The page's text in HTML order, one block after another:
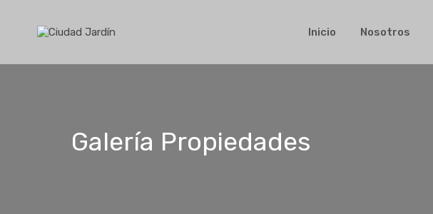
Inicio
Inicio Nosotros
Galería Propiedades